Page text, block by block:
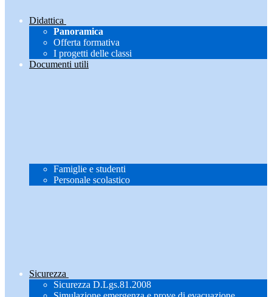
Didattica
Panoramica
Offerta formativa
I progetti delle classi
Documenti utili
Famiglie e studenti
Personale scolastico
Sicurezza
Sicurezza D.Lgs.81.2008